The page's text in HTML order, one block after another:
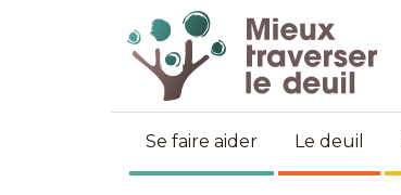
Se faire aider Le deuil